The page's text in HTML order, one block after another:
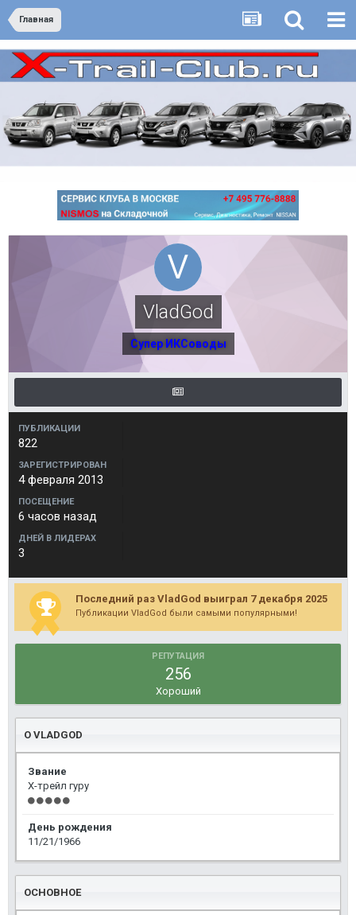
Главная
VladGod
Супер ИКСоводы
ПУБЛИКАЦИИ
822
ЗАРЕГИСТРИРОВАН
4 февраля 2013
ПОСЕЩЕНИЕ
6 часов назад
ДНЕЙ В ЛИДЕРАХ
3
Последний раз VladGod выиграл 7 декабря 2025
Публикации VladGod были самыми популярными!
РЕПУТАЦИЯ
256
Хороший
О VLADGOD
Звание
Х-трейл гуру
День рождения
11/21/1966
ОСНОВНОЕ